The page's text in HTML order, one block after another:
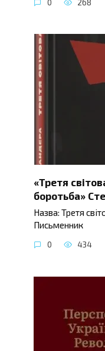
0 268
«Третя
боротьба»
Назва: Третя
Письменник
0 434